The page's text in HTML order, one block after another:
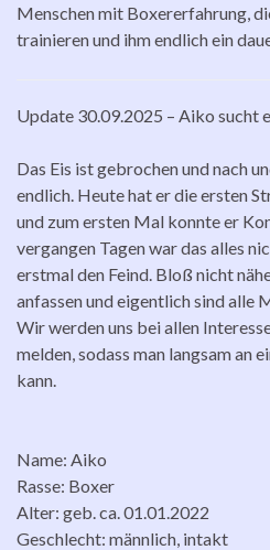
Menschen mit Boxererfahrung,
trainieren und ihm endlich ein
Update 30.09.2025 – Aiko sucht
Das Eis ist gebrochen und nach
endlich. Heute hat er die ersten
und zum ersten Mal konnte er
vergangen Tagen war das alles
erstmal den Feind. Bloß nicht
anfassen und eigentlich sind alle
Wir werden uns bei allen
melden, sodass man langsam an
kann.
Name: Aiko
Rasse: Boxer
Alter: geb. ca. 01.01.2022
Geschlecht: männlich, intakt